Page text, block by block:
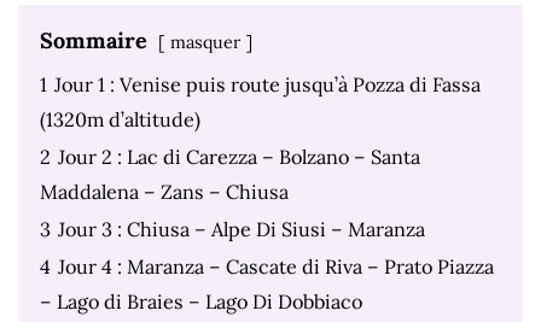
Sommaire masquer
1 Jour 1 : Venise puis route jusqu’à Pozza di Fassa
(1320m d’altitude)
2 Jour 2 : Lac di Carezza – Bolzano – Santa
Maddalena – Zans – Chiusa
3 Jour 3 : Chiusa – Alpe Di Siusi – Maranza
4 Jour 4 : Maranza – Cascate di Riva – Prato Piazza
– Lago di Braies – Lago Di Dobbiaco